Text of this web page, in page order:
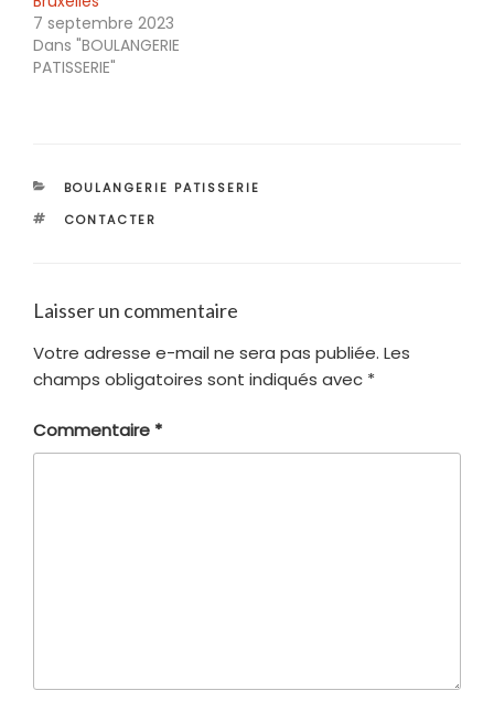
7 septembre 2023
Dans "BOULANGERIE
PATISSERIE"
CATÉGORIES
BOULANGERIE PATISSERIE
ÉTIQUETTES
CONTACTER
Laisser un commentaire
Votre adresse e-mail ne sera pas publiée. Les
champs obligatoires sont indiqués avec *
Commentaire *